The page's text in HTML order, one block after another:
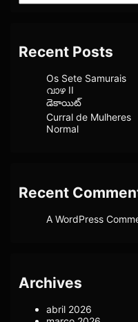
Recent Posts
Os Sete Samurais
വാഴ II
డెకాయిట్
Curral de Mulheres
Normal
Recent
A WordPress
Archives
abril 2026